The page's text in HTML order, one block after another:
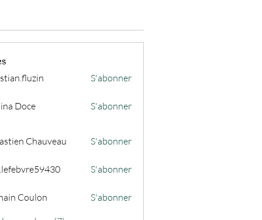
S'abonner
Doce S'abonner
Chauveau S'abonner
S'abonner
Coulon S'abonner